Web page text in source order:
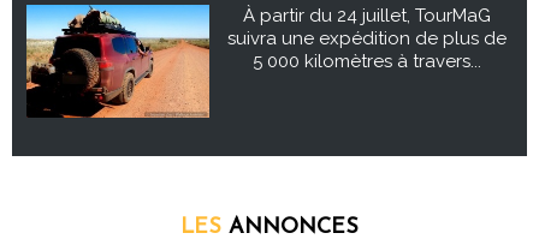
À partir du 24 juillet, TourMaG
suivra une expédition de plus de
5 000 kilomètres à travers...
LES ANNONCES